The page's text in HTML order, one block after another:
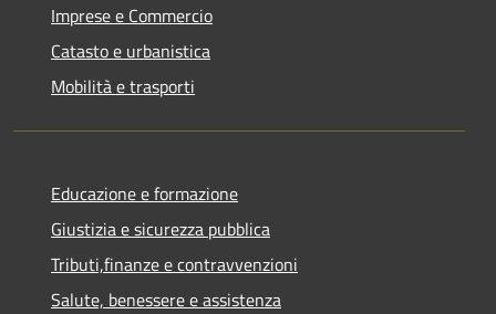
Imprese e Commercio
Catasto e urbanistica
Mobilità e trasporti
Educazione e formazione
Giustizia e sicurezza pubblica
Tributi,finanze e contravvenzioni
Salute, benessere e assistenza